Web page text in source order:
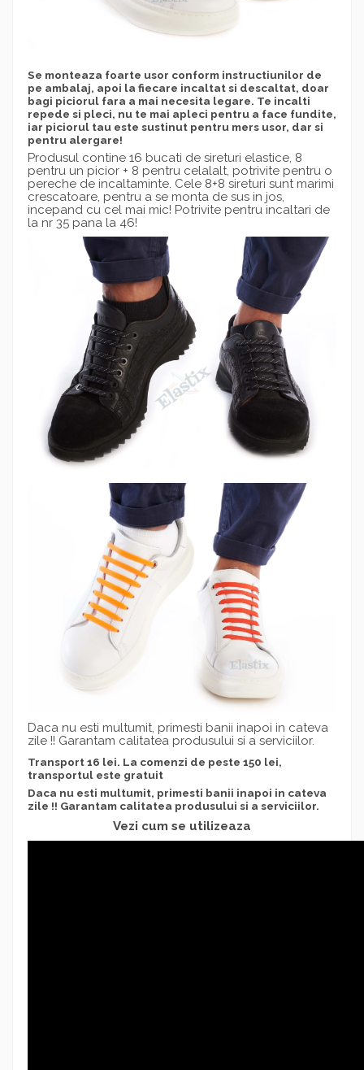
Se monteaza foarte usor conform instructiunilor de
pe ambalaj, apoi la fiecare incaltat si descaltat, doar
bagi piciorul fara a mai necesita legare. Te incalti
repede si pleci, nu te mai apleci pentru a face fundite,
iar piciorul tau este sustinut pentru mers usor, dar si
pentru alergare!
Produsul contine 16 bucati de sireturi elastice, 8
pentru un picior + 8 pentru celalalt, potrivite pentru o
pereche de incaltaminte. Cele 8+8 sireturi sunt marimi
crescatoare, pentru a se monta de sus in jos,
incepand cu cel mai mic! Potrivite pentru incaltari de
la nr 35 pana la 46!
Daca nu esti multumit, primesti banii inapoi in cateva
zile !! Garantam calitatea produsului si a serviciilor.
Transport 16 lei. La comenzi de peste 150 lei,
transportul este gratuit
Daca nu esti multumit, primesti banii inapoi in cateva
zile !! Garantam calitatea produsului si a serviciilor.
Vezi cum se utilizeaza